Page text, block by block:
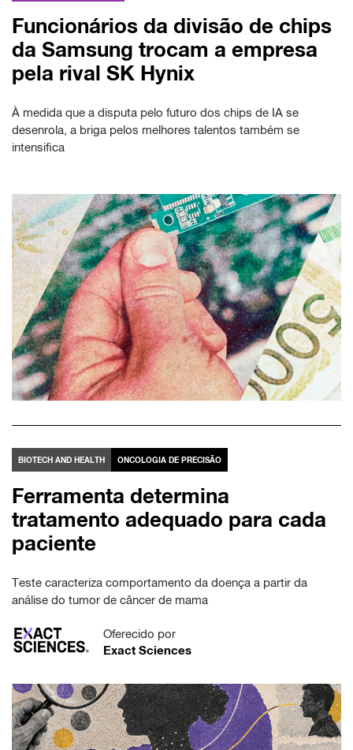
Funcionários da divisão de chips
da Samsung trocam a empresa
pela rival SK Hynix
À medida que a disputa pelo futuro dos chips de IA se
desenrola, a briga pelos melhores talentos também se
intensifica
BIOTECH AND HEALTH ONCOLOGIA DE PRECISÃO
Ferramenta determina
tratamento adequado para cada
paciente
Teste caracteriza comportamento da doença a partir da
análise do tumor de câncer de mama
Oferecido por
Exact Sciences